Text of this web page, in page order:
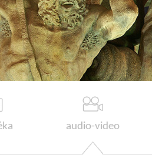
audio-video